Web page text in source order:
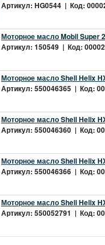
Артикул: HG0544 | Код:
Моторное масло Mobil Super
Артикул: 150549 | Код:
Моторное масло Shell Helix
Артикул: 550046365 | Код:
Моторное масло Shell Helix
Артикул: 550046360 | Код:
Моторное масло Shell Helix
Артикул: 550046366 | Код:
Моторное масло Shell Helix
Артикул: 550052791 | Код: